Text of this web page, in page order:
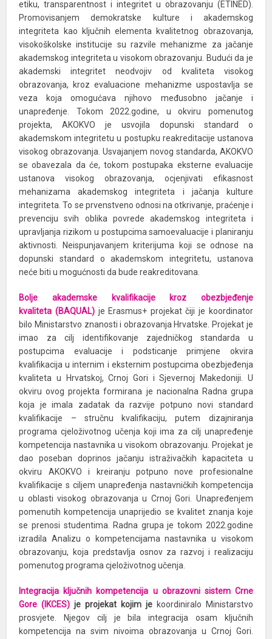
etiku, transparentnost i integritet u obrazovanju (ETINED).
Promovisanjem demokratske kulture i akademskog
integriteta kao ključnih elementa kvalitetnog obrazovanja,
visokoškolske institucije su razvile mehanizme za jačanje
akademskog integriteta u visokom obrazovanju. Budući da je
akademski integritet neodvojiv od kvaliteta visokog
obrazovanja, kroz evaluacione mehanizme uspostavlja se
veza koja omogućava njihovo međusobno jačanje i
unapređenje. Tokom 2022.godine, u okviru pomenutog
projekta, AKOKVO je usvojila dopunski standard o
akademskom integritetu u postupku reakreditacije ustanova
visokog obrazovanja. Usvajanjem novog standarda, AKOKVO
se obavezala da će, tokom postupaka eksterne evaluacije
ustanova visokog obrazovanja, ocjenjivati efikasnost
mehanizama akademskog integriteta i jačanja kulture
integriteta. To se prvenstveno odnosi na otkrivanje, praćenje i
prevenciju svih oblika povrede akademskog integriteta i
upravljanja rizikom u postupcima samoevaluacije i planiranju
aktivnosti. Neispunjavanjem kriterijuma koji se odnose na
dopunski standard o akademskom integritetu, ustanova
neće biti u mogućnosti da bude reakreditovana.
Bolje akademske kvalifikacije kroz obezbjeđenje
kvaliteta (BAQUAL) je Erasmus+ projekat čiji je koordinator
bilo Ministarstvo znanosti i obrazovanja Hrvatske. Projekat je
imao za cilj identifikovanje zajedničkog standarda u
postupcima evaluacije i podsticanje primjene okvira
kvalifikacija u internim i eksternim postupcima obezbjeđenja
kvaliteta u Hrvatskoj, Crnoj Gori i Sjevernoj Makedoniji. U
okviru ovog projekta formirana je nacionalna Radna grupa
koja je imala zadatak da razvije potpuno novi standard
kvalifikacije – stručnu kvalifikaciju, putem dizajniranja
programa cjeloživotnog učenja koji ima za cilj unapređenje
kompetencija nastavnika u visokom obrazovanju. Projekat je
dao poseban doprinos jačanju istraživačkih kapaciteta u
okviru AKOKVO i kreiranju potpuno nove profesionalne
kvalifikacije s ciljem unapređenja nastavničkih kompetencija
u oblasti visokog obrazovanja u Crnoj Gori. Unapređenjem
pomenutih kompetencija unaprijedio se kvalitet znanja koje
se prenosi studentima. Radna grupa je tokom 2022.godine
izradila Analizu o kompetencijama nastavnika u visokom
obrazovanju, koja predstavlja osnov za razvoj i realizaciju
pomenutog programa cjeloživotnog učenja.
Integracija ključnih kompetencija u obrazovni sistem Crne
Gore (IKCES) je projekat kojim jekoordiniralo Ministarstvo
prosvjete. Njegov cilj je bila integracija osam ključnih
kompetencija na svim nivoima obrazovanja u Crnoj Gori.